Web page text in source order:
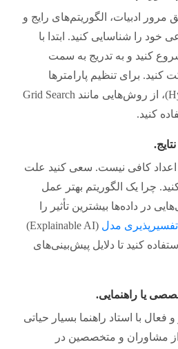
مرور ادبیات، الگوریتم‌های رایج و
را شناسایی کنید. ابتدا با
کنید و به تدریج به سمت
برای تنظیم پارامترها
(Hyperparameter Tuning)، از روش‌هایی مانند Grid Search
کافی نیست. سعی کنید علت
چرا یک الگوریتم بهتر عمل
در داده‌ها بیشترین تأثیر را
تفسیرپذیری مدل
(Explainable AI)
مانند SHAP یا LIME استفاده کنید تا دلایل پیش‌بینی‌های
یا راهنمایی.
فعال با استاد راهنما بسیار حیاتی
مشاوران و متخصصین در